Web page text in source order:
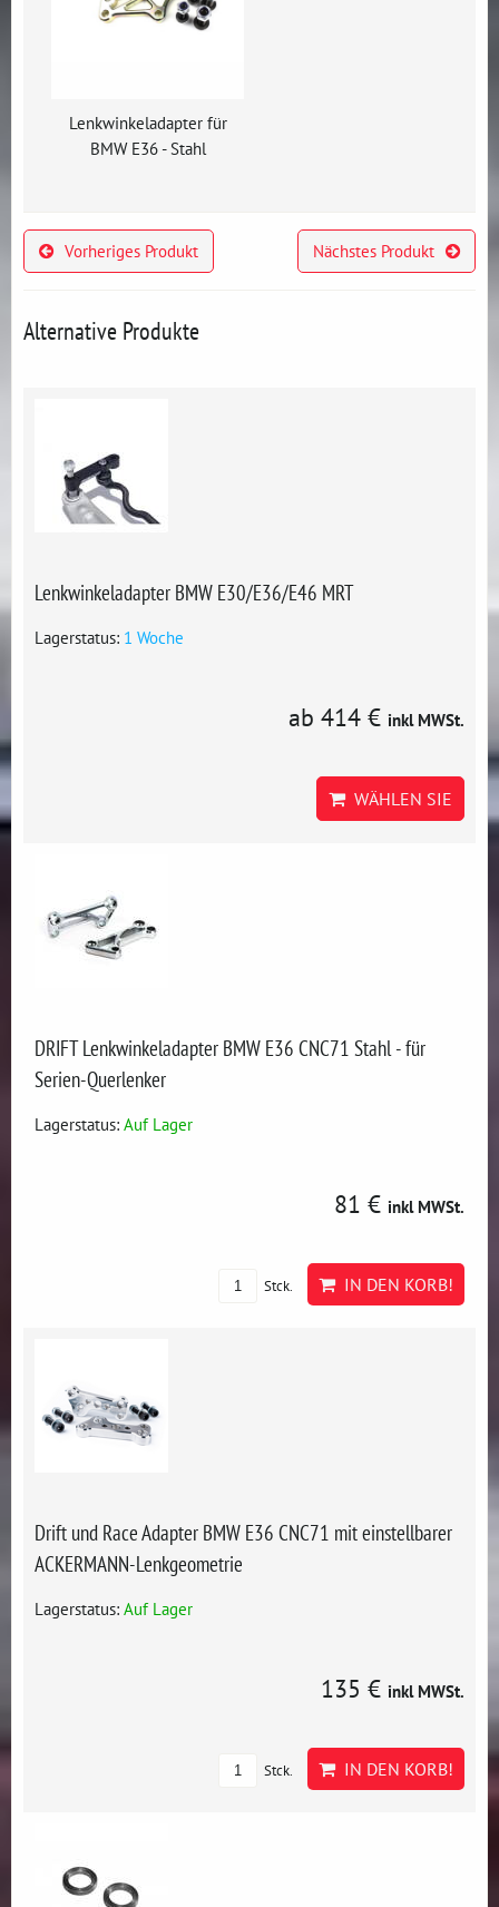
Lenkwinkeladapter für
BMW E36 - Stahl
Vorheriges Produkt Nächstes Produkt
Alternative Produkte
Lenkwinkeladapter BMW E30/E36/E46 MRT
Lagerstatus: 1 Woche
ab 414 € inkl MWSt.
WÄHLEN SIE
DRIFT Lenkwinkeladapter BMW E36 CNC71 Stahl - für
Serien-Querlenker
Lagerstatus: Auf Lager
81 € inkl MWSt.
Stck. IN DEN KORB!
Drift und Race Adapter BMW E36 CNC71 mit einstellbarer
ACKERMANN-Lenkgeometrie
Lagerstatus: Auf Lager
135 € inkl MWSt.
Stck. IN DEN KORB!